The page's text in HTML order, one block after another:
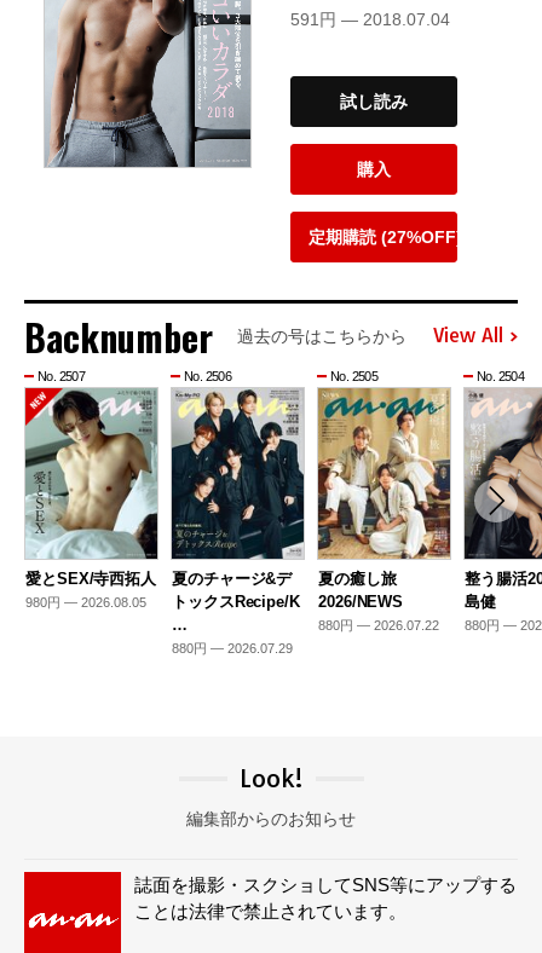
591円 — 2018.07.04
試し読み
購入
定期購読 (27%OFF)
Backnumber 過去の号はこちらから View All
No. 2507
愛とSEX/寺西拓人
980円 — 2026.08.05
No. 2506
夏のチャージ&デ
トックスRecipe/K
…
880円 — 2026.07.29
No. 2505
夏の癒し旅
2026/NEWS
880円 — 2026.07.22
No. 2504
整う腸活
島健
880円 —
Look!
編集部からのお知らせ
誌面を撮影・スクショしてSNS等にアップする
ことは法律で禁止されています。